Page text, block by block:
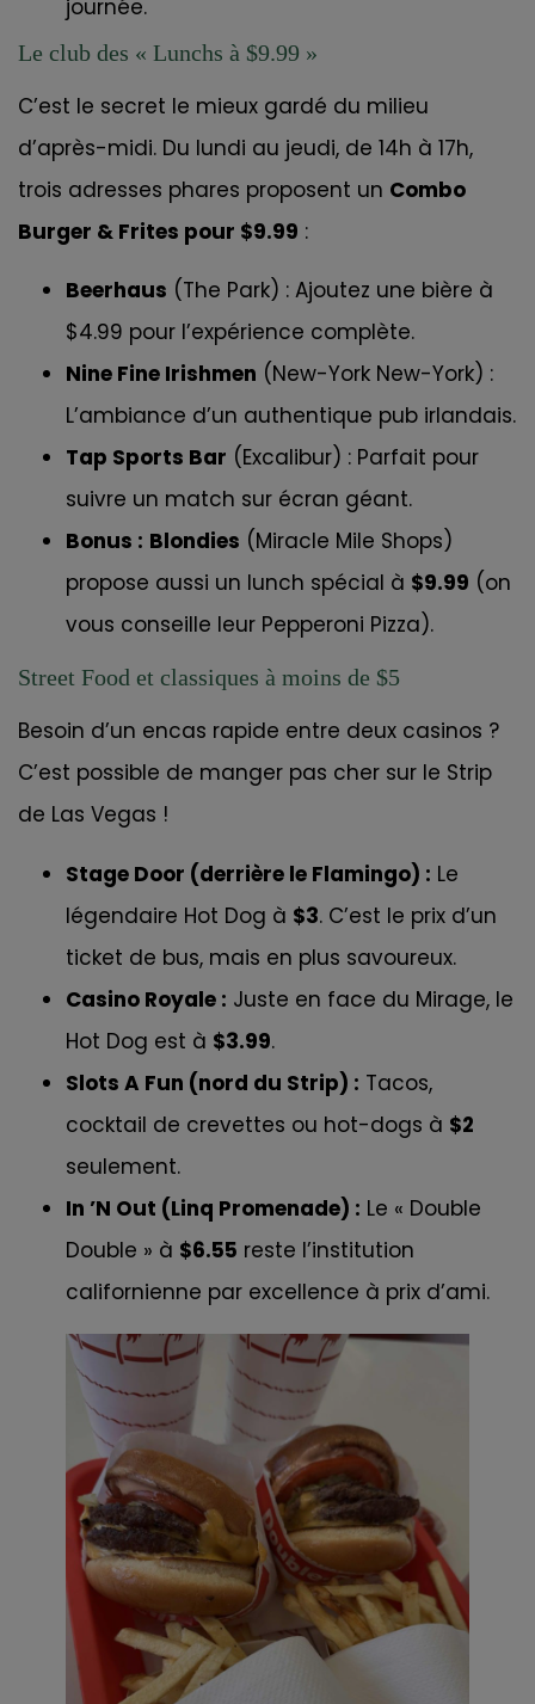
journée.
Le club des « Lunchs à $9.99 »
C’est le secret le mieux gardé du milieu
d’après-midi. Du lundi au jeudi, de 14h à 17h,
trois adresses phares proposent un Combo
Burger & Frites pour $9.99 :
Beerhaus (The Park) : Ajoutez une bière à
$4.99 pour l’expérience complète.
Nine Fine Irishmen (New-York New-York) :
L’ambiance d’un authentique pub irlandais.
Tap Sports Bar (Excalibur) : Parfait pour
suivre un match sur écran géant.
Bonus : Blondies (Miracle Mile Shops)
propose aussi un lunch spécial à $9.99 (on
vous conseille leur Pepperoni Pizza).
Street Food et classiques à moins de $5
Besoin d’un encas rapide entre deux casinos ?
C’est possible de manger pas cher sur le Strip
de Las Vegas !
Stage Door (derrière le Flamingo) : Le
légendaire Hot Dog à $3. C’est le prix d’un
ticket de bus, mais en plus savoureux.
Casino Royale : Juste en face du Mirage, le
Hot Dog est à $3.99.
Slots A Fun (nord du Strip) : Tacos,
cocktail de crevettes ou hot-dogs à $2
seulement.
In ’N Out (Linq Promenade) : Le « Double
Double » à $6.55 reste l’institution
californienne par excellence à prix d’ami.